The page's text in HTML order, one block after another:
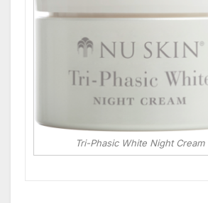
Tri-Phasic White Night Cream